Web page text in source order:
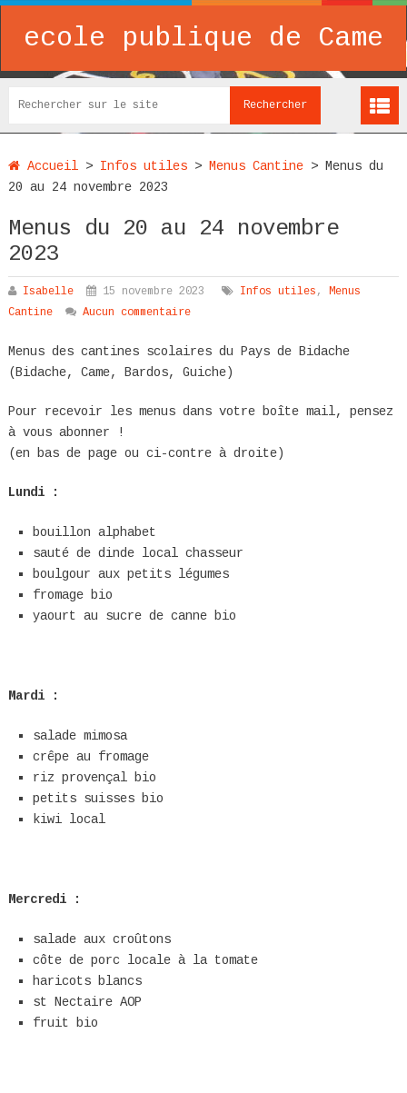
ecole publique de Came
Accueil> Infos utiles> Menus Cantine>
Menus du
20 au 24 novembre 2023
Menus du 20 au 24 novembre
2023
Isabelle 15 novembre 2023 Infos utiles , Menus
Cantine
Aucun commentaire
Menus des cantines scolaires du Pays de Bidache
(Bidache, Came, Bardos, Guiche)
Pour recevoir les menus dans votre boîte mail, pensez
à vous abonner !
(en bas de page ou ci-contre à droite)
Lundi :
bouillon alphabet
sauté de dinde local chasseur
boulgour aux petits légumes
fromage bio
yaourt au sucre de canne bio
Mardi :
salade mimosa
crêpe au fromage
riz provençal bio
petits suisses bio
kiwi local
Mercredi :
salade aux croûtons
côte de porc locale à la tomate
haricots blancs
st Nectaire AOP
fruit bio